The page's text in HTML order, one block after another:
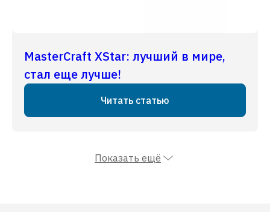
MasterCraft XStar: лучший в мире,
стал еще лучше!
Читать статью
Показать ещё